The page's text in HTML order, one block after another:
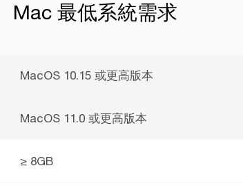
Mac 最低系統需求
MacOS 10.15 或更高版本
MacOS 11.0 或更高版本
≥ 8GB